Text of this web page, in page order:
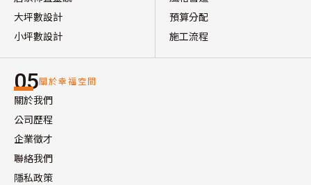
大坪數設計
小坪數設計
預算分配
施工流程
05關於幸福空間
關於我們
公司歷程
企業徵才
聯絡我們
隱私政策